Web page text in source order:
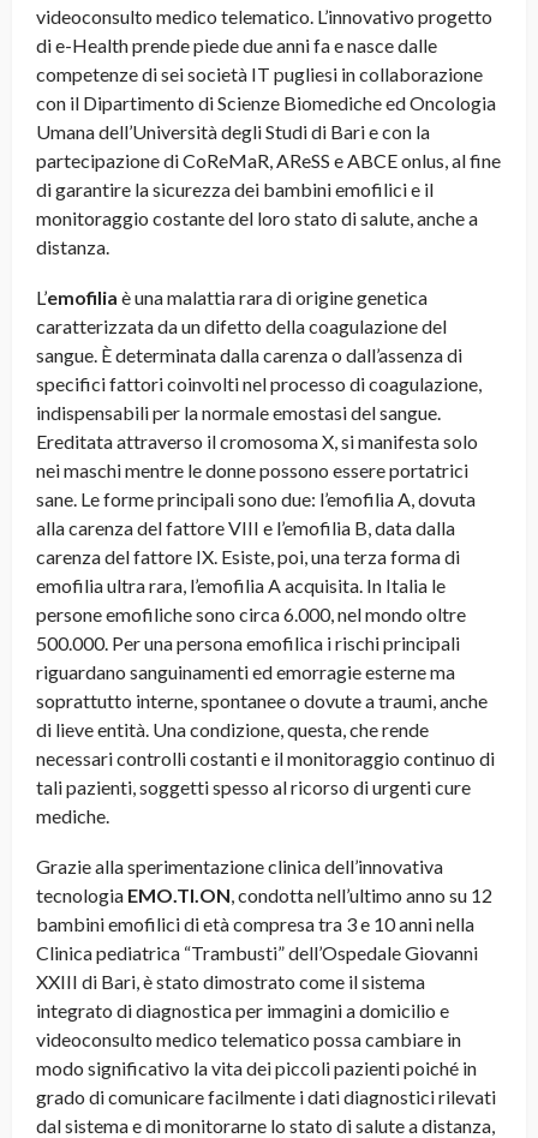
videoconsulto medico telematico. L’innovativo progetto
di e-Health prende piede due anni fa e nasce dalle
competenze di sei società IT pugliesi in collaborazione
con il Dipartimento di Scienze Biomediche ed Oncologia
Umana dell’Università degli Studi di Bari e con la
partecipazione di CoReMaR, AReSS e ABCE onlus, al fine
di garantire la sicurezza dei bambini emofilici e il
monitoraggio costante del loro stato di salute, anche a
distanza.
L’emofilia è una malattia rara di origine genetica
caratterizzata da un difetto della coagulazione del
sangue. È determinata dalla carenza o dall’assenza di
specifici fattori coinvolti nel processo di coagulazione,
indispensabili per la normale emostasi del sangue.
Ereditata attraverso il cromosoma X, si manifesta solo
nei maschi mentre le donne possono essere portatrici
sane. Le forme principali sono due: l’emofilia A, dovuta
alla carenza del fattore VIII e l’emofilia B, data dalla
carenza del fattore IX. Esiste, poi, una terza forma di
emofilia ultra rara, l’emofilia A acquisita. In Italia le
persone emofiliche sono circa 6.000, nel mondo oltre
500.000. Per una persona emofilica i rischi principali
riguardano sanguinamenti ed emorragie esterne ma
soprattutto interne, spontanee o dovute a traumi, anche
di lieve entità. Una condizione, questa, che rende
necessari controlli costanti e il monitoraggio continuo di
tali pazienti, soggetti spesso al ricorso di urgenti cure
mediche.
Grazie alla sperimentazione clinica dell’innovativa
tecnologia EMO.TI.ON , condotta nell’ultimo anno su 12
bambini emofilici di età compresa tra 3 e 10 anni nella
Clinica pediatrica “Trambusti” dell’Ospedale Giovanni
XXIII di Bari, è stato dimostrato come il sistema
integrato di diagnostica per immagini a domicilio e
videoconsulto medico telematico possa cambiare in
modo significativo la vita dei piccoli pazienti poiché in
grado di comunicare facilmente i dati diagnostici rilevati
dal sistema e di monitorarne lo stato di salute a distanza,